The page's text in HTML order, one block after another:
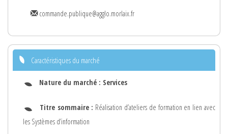
commande.publique@agglo.morlaix.fr
Caractéristiques du marché
Nature du marché : Services
Titre sommaire : Réalisation d’ateliers de formation en lien avec
les Systèmes d’information